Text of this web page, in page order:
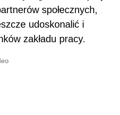
społecznych,
udoskonalić i
zakładu pracy.